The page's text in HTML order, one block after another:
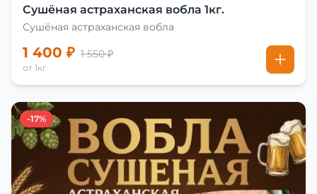
Сушёная астраханская вобла 1кг.
Сушёная астраханская вобла
1 400 ₽ 1 550 ₽
от 1кг
-17%